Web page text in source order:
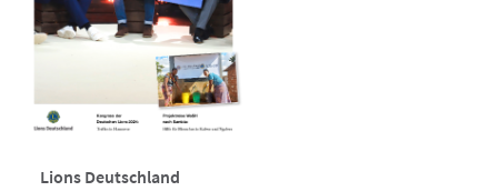
Lions Deutschland